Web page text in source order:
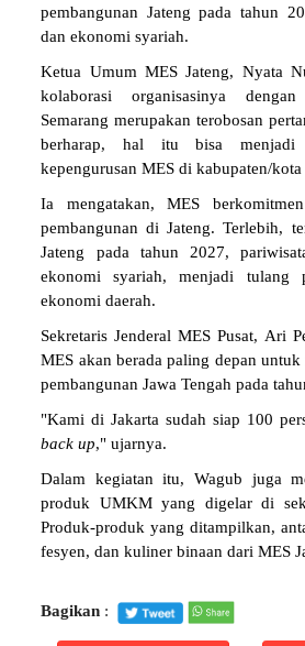
pembangunan Jateng pada tahun
dan ekonomi syariah.
Ketua Umum MES Jateng, Nyata
kolaborasi organisasinya
Semarang merupakan terobosan
berharap, hal itu bisa
kepengurusan MES di kabupaten/
Ia mengatakan, MES
pembangunan di Jateng. Terlebih,
Jateng pada tahun 2027,
ekonomi syariah, menjadi tulang
ekonomi daerah.
Sekretaris Jenderal MES Pusat, Ari
MES akan berada paling depan
pembangunan Jawa Tengah pada
"Kami di Jakarta sudah siap 100
back up," ujarnya.
Dalam kegiatan itu, Wagub juga
produk UMKM yang digelar di
Produk-produk yang ditampilkan,
fesyen, dan kuliner binaan dari MES
Bagikan :